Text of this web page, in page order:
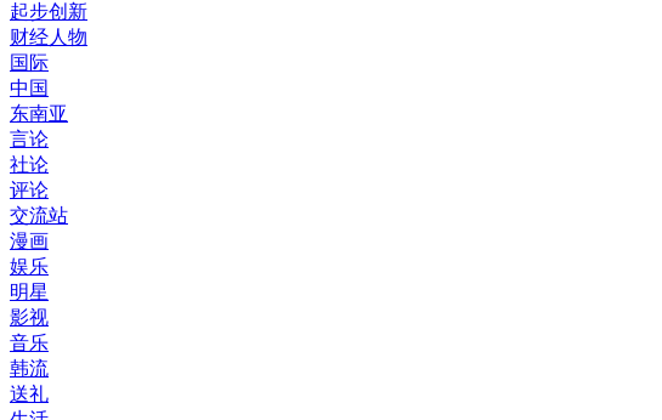
起步创新
财经人物
国际
中国
东南亚
言论
社论
评论
交流站
漫画
娱乐
明星
影视
音乐
韩流
送礼